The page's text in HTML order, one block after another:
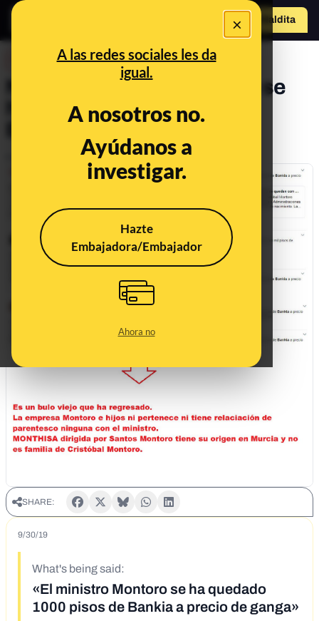
×
A las redes sociales les da
igual.
A nosotros no.
Ayúdanos a
investigar.
Hazte
Embajadora/Embajador
Ahora no
Hazte Maldita
No. El ministro Montoro no se
ha quedado 1000 pisos de
Bankia a precio de ganga.
Jul 4, 2017, 12:00:00 AM
SHARE:
9/30/19
What's being said:
«El ministro Montoro se ha quedado
1000 pisos de Bankia a precio de ganga»